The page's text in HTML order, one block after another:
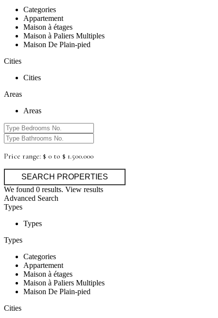
Categories
Appartement
Maison à étages
Maison à Paliers Multiples
Maison De Plain-pied
Cities
Cities
Areas
Areas
Price range: $ 0 to $ 1.500.000
We found 0 results. View results
Advanced Search
Types
Types
Types
Categories
Appartement
Maison à étages
Maison à Paliers Multiples
Maison De Plain-pied
Cities